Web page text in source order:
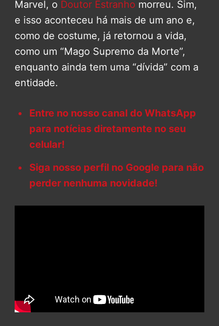
Marvel, o Doutor Estranho morreu. Sim,
e isso aconteceu há mais de um ano e,
como de costume, já retornou a vida,
como um “Mago Supremo da Morte”,
enquanto ainda tem uma “dívida” com a
entidade.
Entre no nosso canal do WhatsApp
para notícias diretamente no seu
celular!
Siga nosso perfil no Google para não
perder nenhuma novidade!